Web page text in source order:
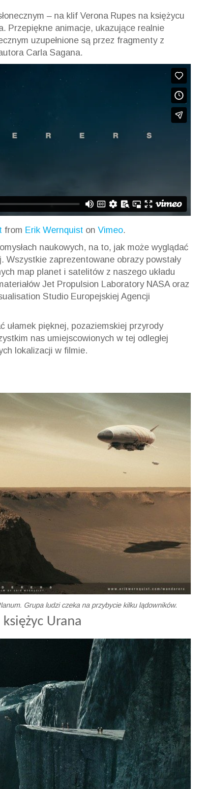
– na klif Verona Rupes na księżycu
Przepiękne animacje, ukazujące realnie
uzupełnione są przez fragmenty z
Carla Sagana.
from Erik Wernquist on Vimeo.
naukowych, na to, jak może wyglądać
Wszystkie zaprezentowane obrazy powstały
map planet i satelitów z naszego układu
Jet Propulsion Laboratory NASA oraz
Studio Europejskiej Agencji
ułamek pięknej, pozaziemskiej przyrody
nas umiejscowionych w tej odległej
lokalizacji w filmie.
Grupa ludzi czeka na przybycie kilku lądowników.
Urana